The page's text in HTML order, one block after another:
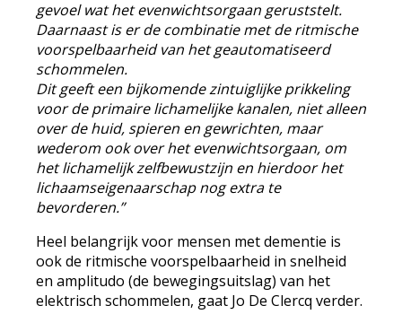
gevoel wat het evenwichtsorgaan geruststelt.
Daarnaast is er de combinatie met de ritmische
voorspelbaarheid van het geautomatiseerd
schommelen.
Dit geeft een bijkomende zintuiglijke prikkeling
voor de primaire lichamelijke kanalen, niet alleen
over de huid, spieren en gewrichten, maar
wederom ook over het evenwichtsorgaan, om
het lichamelijk zelfbewustzijn en hierdoor het
lichaamseigenaarschap nog extra te
bevorderen.”
Heel belangrijk voor mensen met dementie is
ook de ritmische voorspelbaarheid in snelheid
en amplitudo (de bewegingsuitslag) van het
elektrisch schommelen, gaat Jo De Clercq verder.